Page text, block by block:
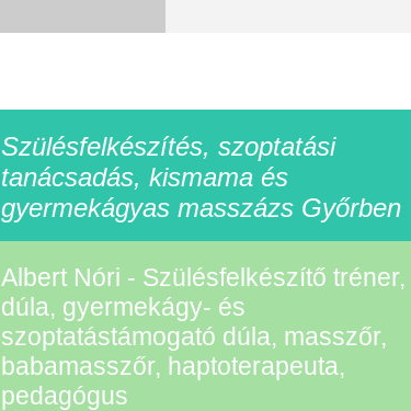
Szülésfelkészítés, szoptatási
tanácsadás, kismama és
gyermekágyas masszázs Győrben
Albert Nóri - Szülésfelkészítő tréner,
dúla, gyermekágy- és
szoptatástámogató dúla, masszőr,
babamasszőr, haptoterapeuta,
pedagógus